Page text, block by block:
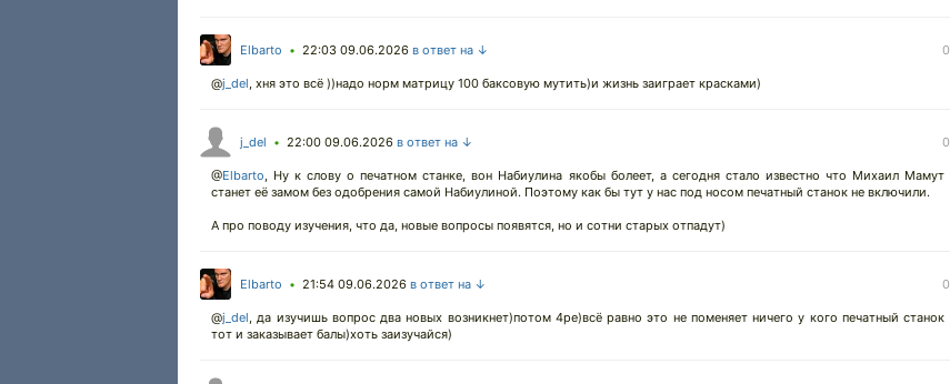
Elbarto • 22:03 09.06.2026 в ответ на ↓ 0
@j_del, хня это всё ))надо норм матрицу 100 баксовую мутить)и жизнь заиграет красками)
j_del • 22:00 09.06.2026 в ответ на ↓ 0
@Elbarto, Ну к слову о печатном станке, вон Набиулина якобы болеет, а сегодня стало известно что Михаил Мамут
станет её замом без одобрения самой Набиулиной. Поэтому как бы тут у нас под носом печатный станок не включили.
А про поводу изучения, что да, новые вопросы появятся, но и сотни старых отпадут)
Elbarto • 21:54 09.06.2026 в ответ на ↓ 0
@j_del, да изучишь вопрос два новых возникнет)потом 4ре)всё равно это не поменяет ничего у кого печатный станок
тот и заказывает балы)хоть заизучайся)